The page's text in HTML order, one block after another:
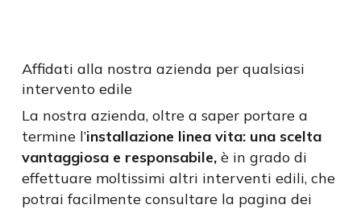
Affidati alla nostra azienda per qualsiasi
intervento edile
La nostra azienda, oltre a saper portare a
termine l’installazione linea vita: una scelta
vantaggiosa e responsabile, è in grado di
effettuare moltissimi altri interventi edili, che
potrai facilmente consultare la pagina dei